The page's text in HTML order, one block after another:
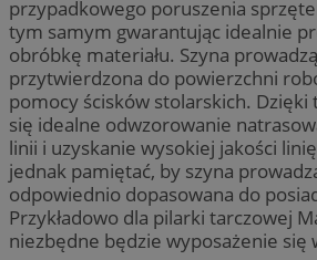
przypadkowego poruszenia
tym samym gwarantując idealnie
obróbkę materiału. Szyna
przytwierdzona do powierzchni
pomocy ścisków stolarskich.
się idealne odwzorowanie
linii i uzyskanie wysokiej jakości
jednak pamiętać, by szyna
odpowiednio dopasowana do
Przykładowo dla pilarki tarczowej
niezbędne będzie wyposażenie się